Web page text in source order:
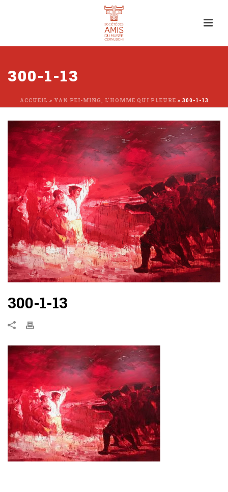
300-1-13
ACCUEIL » YAN PEI-MING, L’HOMME QUI PLEURE » 300-1-13
300-1-13